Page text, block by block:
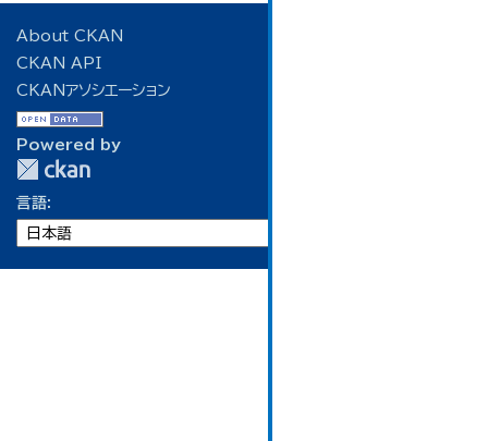
About CKAN
CKAN API
CKANアソシエーション
Powered by
言語